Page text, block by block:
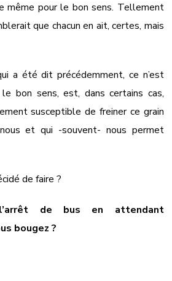
même pour le bon sens. Tellement
que chacun en ait, certes, mais
a été dit précédemment, ce n’est
bon sens, est, dans certains cas,
susceptible de freiner ce grain
et qui -souvent- nous permet
de faire ?
de bus en attendant
bougez ?